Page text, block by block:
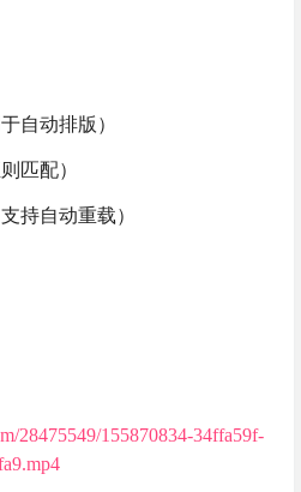
自动排版）
匹配）
持自动重载）
28475549/155870834-34ffa59f-